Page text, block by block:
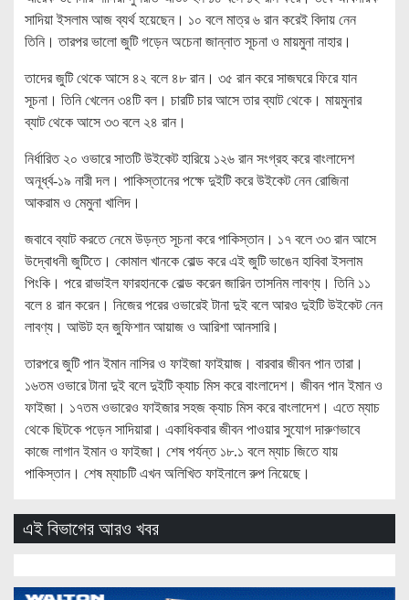
সাদিয়া ইসলাম আজ ব্যর্থ হয়েছেন। ১০ বলে মাত্র ৬ রান করেই বিদায় নেন
তিনি। তারপর ভালো জুটি গড়েন অচেনা জান্নাত সূচনা ও মায়মুনা নাহার।
তাদের জুটি থেকে আসে ৪২ বলে ৪৮ রান। ৩৫ রান করে সাজঘরে ফিরে যান
সূচনা। তিনি খেলেন ৩৪টি বল। চারটি চার আসে তার ব্যাট থেকে। মায়মুনার
ব্যাট থেকে আসে ৩৩ বলে ২৪ রান।
নির্ধারিত ২০ ওভারে সাতটি উইকেট হারিয়ে ১২৬ রান সংগ্রহ করে বাংলাদেশ
অনূর্ধ্ব-১৯ নারী দল। পাকিস্তানের পক্ষে দুইটি করে উইকেট নেন রোজিনা
আকরাম ও মেমুনা খালিদ।
জবাবে ব্যাট করতে নেমে উড়ন্ত সূচনা করে পাকিস্তান। ১৭ বলে ৩৩ রান আসে
উদ্বোধনী জুটিতে। কোমাল খানকে বোল্ড করে এই জুটি ভাঙেন হাবিবা ইসলাম
পিংকি। পরে রাভাইল ফারহানকে বোল্ড করেন জারিন তাসনিম লাবণ্য। তিনি ১১
বলে ৪ রান করেন। নিজের পরের ওভারেই টানা দুই বলে আরও দুইটি উইকেট নেন
লাবণ্য। আউট হন জুফিশান আয়াজ ও আরিশা আনসারি।
তারপরে জুটি পান ইমান নাসির ও ফাইজা ফাইয়াজ। বারবার জীবন পান তারা।
১৬তম ওভারে টানা দুই বলে দুইটি ক্যাচ মিস করে বাংলাদেশ। জীবন পান ইমান ও
ফাইজা। ১৭তম ওভারেও ফাইজার সহজ ক্যাচ মিস করে বাংলাদেশ। এতে ম্যাচ
থেকে ছিটকে পড়েন সাদিয়ারা। একাধিকবার জীবন পাওয়ার সুযোগ দারুণভাবে
কাজে লাগান ইমান ও ফাইজা। শেষ পর্যন্ত ১৮.১ বলে ম্যাচ জিতে যায়
পাকিস্তান। শেষ ম্যাচটি এখন অলিখিত ফাইনালে রুপ নিয়েছে।
এই বিভাগের আরও খবর